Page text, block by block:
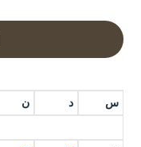
س د ن